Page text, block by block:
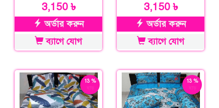
3,150 ৳
অর্ডার করুন
ব্যাগে যোগ
3,150 ৳
অর্ডার করুন
ব্যাগে যোগ
13 %
13 %